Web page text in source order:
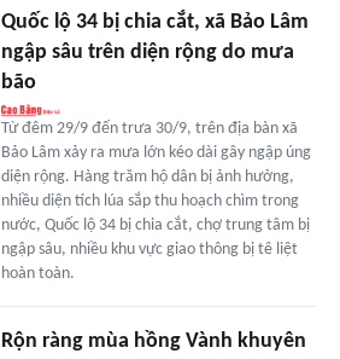
Quốc lộ 34 bị chia cắt, xã Bảo Lâm
ngập sâu trên diện rộng do mưa
bão
Từ đêm 29/9 đến trưa 30/9, trên địa bàn xã
Bảo Lâm xảy ra mưa lớn kéo dài gây ngập úng
diện rộng. Hàng trăm hộ dân bị ảnh hưởng,
nhiều diện tích lúa sắp thu hoạch chìm trong
nước, Quốc lộ 34 bị chia cắt, chợ trung tâm bị
ngập sâu, nhiều khu vực giao thông bị tê liệt
hoàn toàn.
Rộn ràng mùa hồng Vành khuyên